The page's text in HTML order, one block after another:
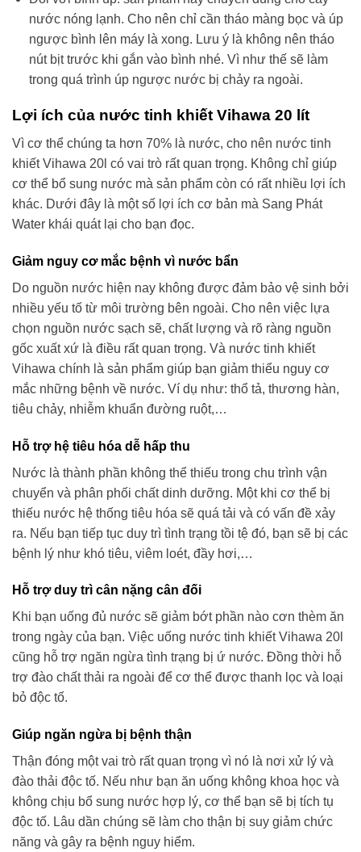
nước nóng lạnh. Cho nên chỉ cần tháo màng bọc và úp
ngược bình lên máy là xong. Lưu ý là không nên tháo
nút bịt trước khi gắn vào bình nhé. Vì như thế sẽ làm
trong quá trình úp ngược nước bị chảy ra ngoài.
Lợi ích của nước tinh khiết Vihawa 20 lít
Vì cơ thể chúng ta hơn 70% là nước, cho nên nước tinh
khiết Vihawa 20l có vai trò rất quan trọng. Không chỉ giúp
cơ thể bổ sung nước mà sản phẩm còn có rất nhiều lợi ích
khác. Dưới đây là một số lợi ích cơ bản mà Sang Phát
Water khái quát lại cho bạn đọc.
Giảm nguy cơ mắc bệnh vì nước bẩn
Do nguồn nước hiện nay không được đảm bảo vệ sinh bởi
nhiều yếu tố từ môi trường bên ngoài. Cho nên việc lựa
chọn nguồn nước sạch sẽ, chất lượng và rõ ràng nguồn
gốc xuất xứ là điều rất quan trọng. Và nước tinh khiết
Vihawa chính là sản phẩm giúp bạn giảm thiểu nguy cơ
mắc những bệnh về nước. Ví dụ như: thổ tả, thương hàn,
tiêu chảy, nhiễm khuẩn đường ruột,…
Hỗ trợ hệ tiêu hóa dễ hấp thu
Nước là thành phần không thể thiếu trong chu trình vận
chuyển và phân phối chất dinh dưỡng. Một khi cơ thể bị
thiếu nước hệ thống tiêu hóa sẽ quá tải và có vấn đề xảy
ra. Nếu bạn tiếp tục duy trì tình trạng tồi tệ đó, bạn sẽ bị các
bệnh lý như khó tiêu, viêm loét, đầy hơi,…
Hỗ trợ duy trì cân nặng cân đối
Khi bạn uống đủ nước sẽ giảm bớt phần nào cơn thèm ăn
trong ngày của bạn. Việc uống nước tinh khiết Vihawa 20l
cũng hỗ trợ ngăn ngừa tình trạng bị ứ nước. Đồng thời hỗ
trợ đào chất thải ra ngoài để cơ thể được thanh lọc và loại
bỏ độc tố.
Giúp ngăn ngừa bị bệnh thận
Thận đóng một vai trò rất quan trọng vì nó là nơi xử lý và
đào thải độc tố. Nếu như bạn ăn uống không khoa học và
không chịu bổ sung nước hợp lý, cơ thể bạn sẽ bị tích tụ
độc tố. Lâu dần chúng sẽ làm cho thận bị suy giảm chức
năng và gây ra bệnh nguy hiểm.